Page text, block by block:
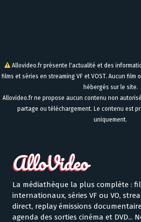
Allovideo.fr présente l'actualité et des
films et séries en streaming VF et VOST. Aucun film
hébergés sur le site.
Allovideo.fr ne propose aucun contenu non
partage ou téléchargement. Le contenu est
uniquement.
La médiathèque la plus complète :
internationaux, séries VF ou VO,
direct, replay émissions
agenda des sorties cinéma et DVD...